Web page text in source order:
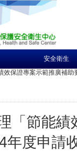
安全衛生
效保證專案示範推廣補
「節能績
度申請